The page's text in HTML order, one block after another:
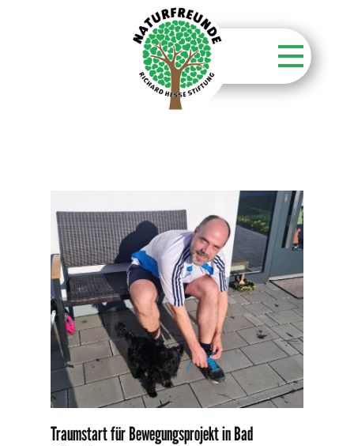
Kontakt
Aktuelles
Traumstart für Bewegungsprojekt in Bad